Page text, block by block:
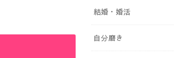
結婚・婚活
自分磨き